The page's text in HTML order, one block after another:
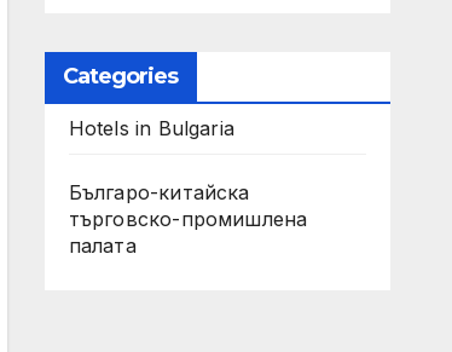
Categories
Hotels in Bulgaria
Българо-китайска
търговско-промишлена
палата